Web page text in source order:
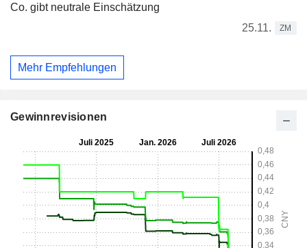
Co. gibt neutrale Einschätzung
25.11.
ZM
Mehr Empfehlungen
Gewinnrevisionen